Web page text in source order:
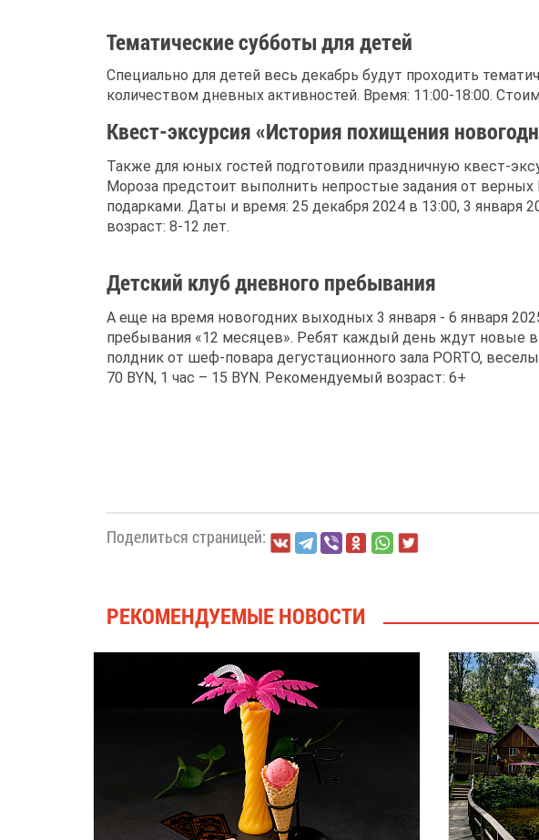
Тематические субботы для детей
Специально для детей весь декабрь будут проходить
количеством дневных активностей. Время: 11:00-18:00.
Квест-эксурсия «История похищения
Также для юных гостей подготовили праздничную квест-
Мороза предстоит выполнить непростые задания от
подарками. Даты и время: 25 декабря 2024 в 13:00, 3 января
возраст: 8-12 лет.
Детский клуб дневного пребывания
А еще на время новогодних выходных 3 января - 6 января
пребывания «12 месяцев». Ребят каждый день ждут новые
полдник от шеф-повара дегустационного зала PORTO,
70 BYN, 1 час – 15 BYN. Рекомендуемый возраст: 6+
Поделиться страницей:
РЕКОМЕНДУЕМЫЕ НОВОСТИ